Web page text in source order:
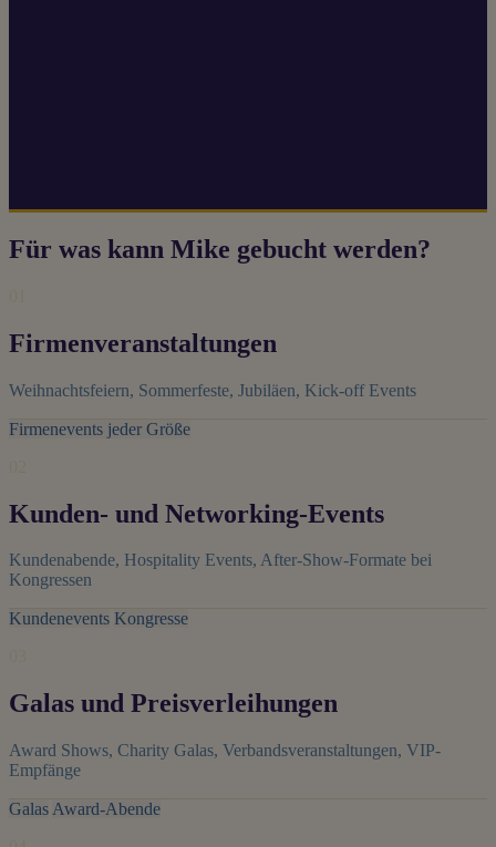
Für was kann Mike gebucht werden?
Firmenveranstaltungen
Weihnachtsfeiern, Sommerfeste, Jubiläen, Kick-off Events
Firmenevents jeder Größe
Kunden- und Networking-Events
Kundenabende, Hospitality Events, After-Show-Formate bei
Kongressen
Kundenevents Kongresse
Galas und Preisverleihungen
Award Shows, Charity Galas, Verbandsveranstaltungen, VIP-
Empfänge
Galas Award-Abende